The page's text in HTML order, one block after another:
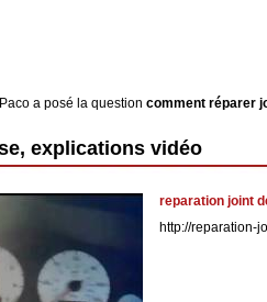
a posé la question comment réparer
explications vidéo
reparation joint
http://reparation-